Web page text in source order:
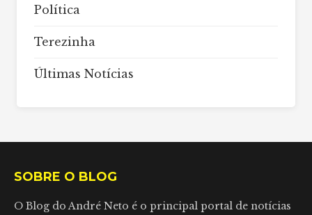
Política
Terezinha
Últimas Notícias
SOBRE O BLOG
O Blog do André Neto é o principal portal de notícias